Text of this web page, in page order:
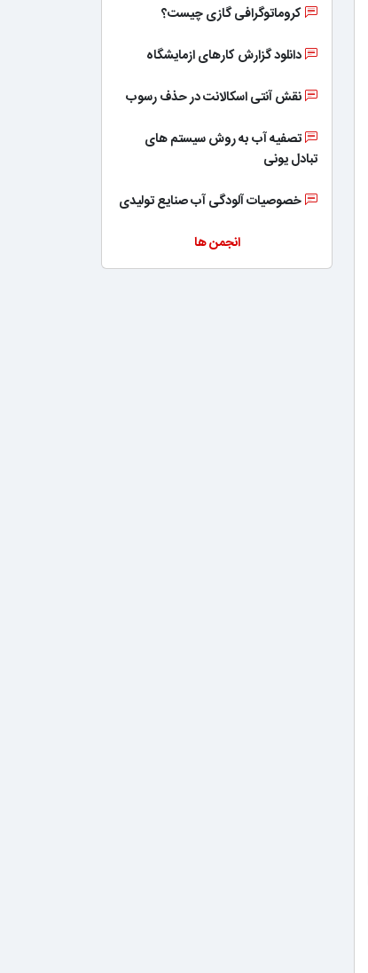
کروماتوگرافی گازی چیست؟
دانلود گزارش کارهای ازمایشگاه
نقش آنتی اسکالانت در حذف رسوب
تصفیه آب به روش سیستم های
تبادل یونی
خصوصیات آلودگی آب صنایع تولیدی
انجمن ها